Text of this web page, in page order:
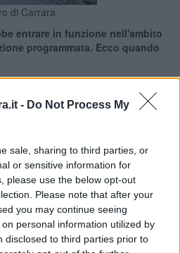
- Do Not Process My
sale, sharing to third parties, or
or sensitive information for
please use the below opt-out
Please note that after your
you may continue seeing
personal information utilized by
disclosed to third parties prior to
di Carrara
entrare in funzione nell'ambito
programmata. Ecco quando
in mattinata dovessero
lungo il torrente Carrione sarà una
dei lavori di manutenzione
noto la Protezione civile del
lo scorso 20 Agosto e poi
rinviato a seguito del violento